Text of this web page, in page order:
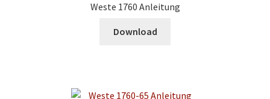
Weste 1760 Anleitung
Download